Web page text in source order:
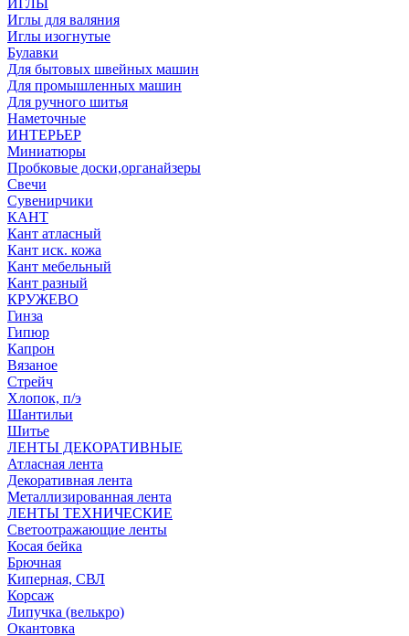
ИГЛЫ
Иглы для валяния
Иглы изогнутые
Булавки
Для бытовых швейных машин
Для промышленных машин
Для ручного шитья
Наметочные
ИНТЕРЬЕР
Миниатюры
Пробковые доски,органайзеры
Свечи
Сувенирчики
КАНТ
Кант атласный
Кант иск. кожа
Кант мебельный
Кант разный
КРУЖЕВО
Гинза
Гипюр
Капрон
Вязаное
Стрейч
Хлопок, п/э
Шантильи
Шитье
ЛЕНТЫ ДЕКОРАТИВНЫЕ
Атласная лента
Декоративная лента
Металлизированная лента
ЛЕНТЫ ТЕХНИЧЕСКИЕ
Светоотражающие ленты
Косая бейка
Брючная
Киперная, СВЛ
Корсаж
Липучка (велькро)
Окантовка